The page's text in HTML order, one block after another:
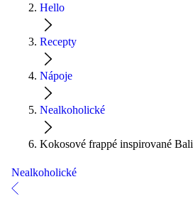
Hello
Recepty
Nápoje
Nealkoholické
Kokosové frappé inspirované Bali
Nealkoholické